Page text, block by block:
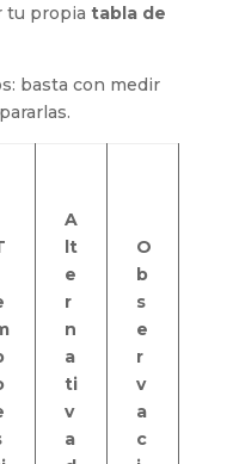
tu propia tabla de
basta con medir
A
lt
e
r
n
a
ti
v
a
O
b
s
e
r
v
a
c